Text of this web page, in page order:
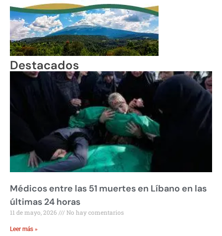
Destacados
Médicos entre las 51 muertes en Líbano en las
últimas 24 horas
11 de mayo, 2026 No hay comentarios
Leer más »